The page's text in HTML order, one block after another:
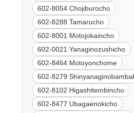
602-8054 Chojiburocho
602-8288 Tamarucho
602-8001 Motojokaincho
602-0021 Yanaginozushicho
602-8464 Motoyonchome
602-8279
602-8102 Higashitembincho
602-8477 Ubagaenokicho